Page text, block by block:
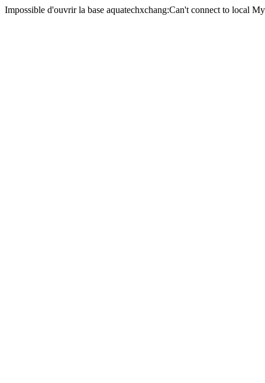
Impossible d'ouvrir la base aquatechxchang:Can't connect to local